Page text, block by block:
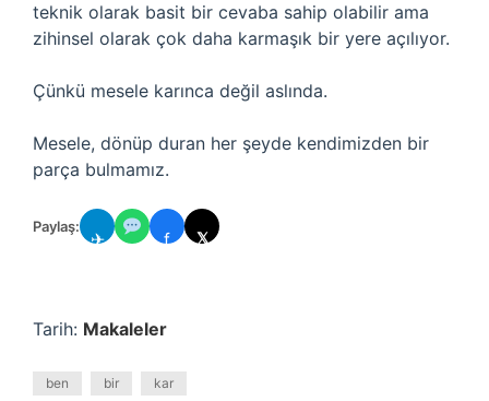
teknik olarak basit bir cevaba sahip olabilir ama
zihinsel olarak çok daha karmaşık bir yere açılıyor.
Çünkü mesele karınca değil aslında.
Mesele, dönüp duran her şeyde kendimizden bir
parça bulmamız.
Paylaş:
✈ f 𝕏
Tarih: Makaleler
ben bir kar